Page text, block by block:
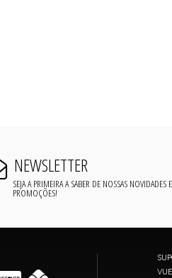
NEWSLETTER
SEJA A PRIMEIRA A SABER DE NOSSAS NOVIDADES E
PROMOÇÕES!